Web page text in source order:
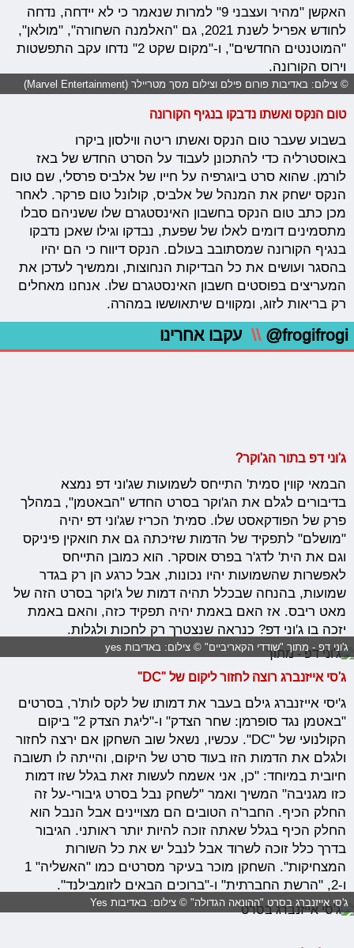
האקשן "מהיר ועצבני 9" למרות שנאמר כי לא יידחה, נדחה
לחודש אפריל לשנת 2021, גם "האלמנה השחורה", "מולאן",
"המוטנטים החדשים", ו-"מקום שקט 2" נדחו עקב התפשטות
וירוס הקורונה.
© צילום: באדיבות פורום פילם וצילום מסך מטריילר (Marvel Entertainment)
טום הנקס ואשתו נדבקו בנגיף הקורונה
בשבוע שעבר טום הנקס ואשתו ריטה ווילסון ביקרו
באוסטרליה כדי להתכונן לעבוד על הסרט החדש של באז
לורמן. שהוא סרט ביוגרפיה על חייו של אלביס פרסלי, שם טום
הנקס ישחק את המנהל של אלביס, קולונל טום פרקר. לאחר
מכן כתב טום הנקס בחשבון האינסטגרם שלו ששניהם סבלו
מתסמינים דומים לאלו של שפעת, נבדקו וגילו שאכן נדבקו
בנגיף הקורונה שמסתובב בעולם. הנקס דיווח כי הם יהיו
בהסגר ועושים את כל הבדיקות הנחוצות, וממשיך לעדכן את
המעריצים בפוסטים חשבון האינסטגרם שלו. אנחנו מאחלים
רק בריאות לזוג, ומקווים שיתאוששו במהרה.
@frogifrogi
\\ עקבו אחרינו
ג'וני דפ בתור הג'וקר?
הבמאי קווין סמית' התייחס לשמועות שג'וני דפ נמצא
בדיבורים לגלם את הג'וקר בסרט החדש "הבאטמן", במהלך
פרק של הפודקאסט שלו. סמית' הכריז שג'וני דפ יהיה
"מושלם" לתפקיד של הדמות שזיכתה גם את חואקין פיניקס
וגם את הית' לדג'ר בפרס אוסקר. הוא כמובן התייחס
לאפשרות שהשמועות יהיו נכונות, אבל כרגע הן רק בגדר
שמועות, בהנחה שבכלל תהיה דמות של ג'וקר בסרט הזה של
מאט ריבס. אז האם באמת יהיה תפקיד כזה, והאם באמת
יזכה בו ג'וני דפ? כנראה שנצטרך רק לחכות ולגלות.
ג'וני דפ - מתוך "שודדי הקאריביים" © צילום: באדיבות yes
ג'סי אייזנברג רוצה לחזור ליקום של "DC"
ג'יסי אייזנברג גילם בעבר את דמותו של לקס לות'ר, בסרטים
"באטמן נגד סופרמן: שחר הצדק" ו-"ליגת הצדק 2" ביקום
הקולנועי של "DC". עכשיו, נשאל שוב השחקן אם ירצה לחזור
ולגלם את הדמות הזו בעוד סרט של היקום, והייתה לו תשובה
חיובית במיוחד: "כן, אני אשמח לעשות זאת בגלל שזו דמות
כזו מגניבה" המשיך ואמר "לשחק נבל בסרט גיבורי-על זה
החלק הכיף. החבר'ה הטובים הם מצויינים אבל הנבל הוא
החלק הכיף בגלל שאתה זוכה להיות יותר ראותני. הגיבור
בדרך כלל זוכה לשרוד אבל לנבל יש את כל השורות
המצחיקות". השחקן מוכר בעיקר מסרטים כמו "האשליה" 1
ו-2, "הרשת החברתית" ו-"ברוכים הבאים לזומבילנד".
ג'סי אייזנברג בסרט "ההונאה הגדולה" © צילום: באדיבות Yes